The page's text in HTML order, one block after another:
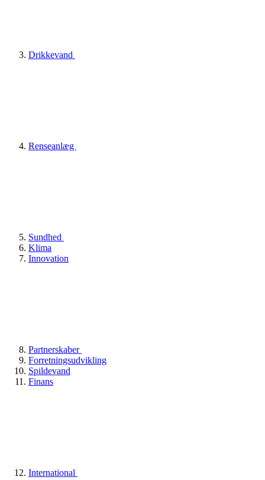
Drikkevand
Renseanlæg
Sundhed
Klima
Innovation
Partnerskaber
Forretningsudvikling
Spildevand
Finans
International